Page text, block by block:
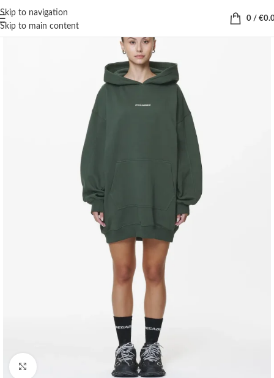
Skip to navigation
Skip to main content
0 / €